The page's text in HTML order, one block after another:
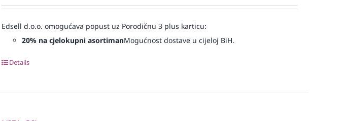
Edsell d.o.o. omogućava popust uz Porodičnu 3 plus karticu:
20% na cjelokupni asortimanMogućnost dostave u cijeloj BiH.
Details